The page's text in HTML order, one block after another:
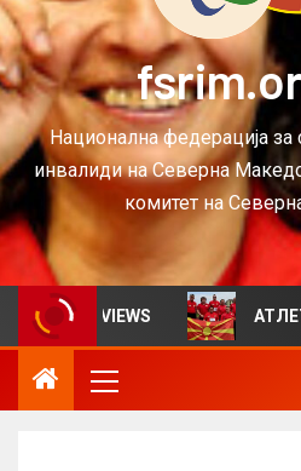
Национална федерација за
инвалиди на Северна
комитет на
за VIEWS